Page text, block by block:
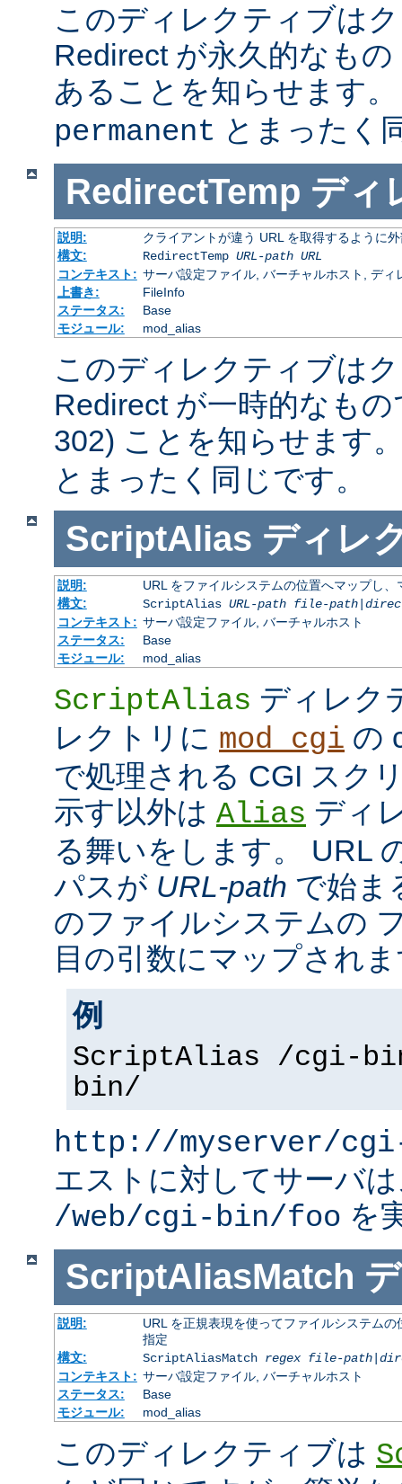
このディレクティブは
Redirect が永久的なも
あることを知らせます
permanent とまったく
RedirectTemp ディ
説明:
クライアントが違う URL を取得するように
構文:
RedirectTemp URL-path URL
コンテキスト: サーバ設定ファイル, バーチャルホスト, ディ
上書き:
FileInfo
ステータス:
Base
モジュール:
mod_alias
このディレクティブは
Redirect が一時的なも
302) ことを知らせます
とまったく同じです。
ScriptAlias ディレ
説明:
URL をファイルシステムの位置へマップし
構文:
ScriptAlias URL-path file-path|
コンテキスト: サーバ設定ファイル, バーチャルホスト
ステータス:
Base
モジュール:
mod_alias
ScriptAlias ディレク
レクトリに mod_cgi の
で処理される CGI スク
示す以外は Alias ディ
る舞いをします。 URL
パスが URL-path で始ま
のファイルシステムの
目の引数にマップされ
例
ScriptAlias /cgi-
bin/
http://myserver/
エストに対してサーバ
/web/cgi-bin/foo を
ScriptAliasMatch
説明:
URL を正規表現を使ってファイルシステム
指定
構文:
ScriptAliasMatch regex file-path|
コンテキスト: サーバ設定ファイル, バーチャルホスト
ステータス:
Base
モジュール:
mod_alias
このディレクティブは